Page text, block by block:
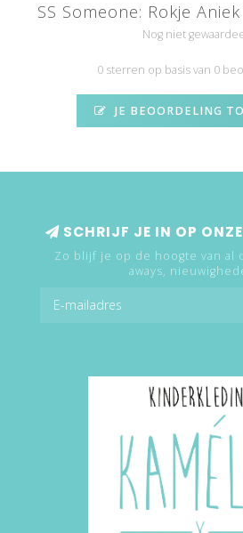
SS Someone: Rokje
Nog niet
0 sterren op basis van 0
JE BEOORDELING
SCHRIJF JE IN OP
Zo blijf je op de hoogte van al
aways,